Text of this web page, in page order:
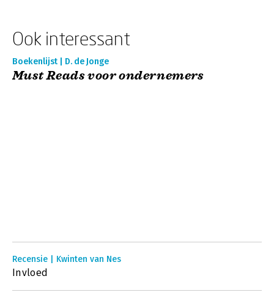
Ook interessant
Boekenlijst | D. de Jonge
Must Reads voor ondernemers
Recensie | Kwinten van Nes
Invloed